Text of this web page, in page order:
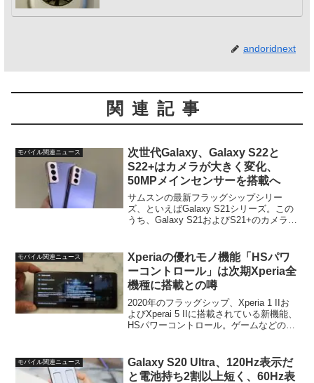
andoridnext
関連記事
モバイル関連ニュース
次世代Galaxy、Galaxy S22と
S22+はカメラが大きく変化、
50MPメインセンサーを搭載へ
サムスンの最新フラッグシップシリー
ズ、といえばGalaxy S21シリーズ。この
うち、Galaxy S21およびS21+のカメラは
世代モデルとなるGalaxy S...
モバイル関連ニュース
Xperiaの優れモノ機能「HSパワ
ーコントロール」は次期Xperia全
機種に搭載との噂
2020年のフラッグシップ、Xperia 1 IIお
よびXperai 5 IIに搭載されている新機能、
HSパワーコントロール。ゲームなどの特
ー劣化を防ぐと言う機能で、個...
モバイル関連ニュース
Galaxy S20 Ultra、120Hz表示だ
と電池持ち2割以上短く、60Hz表